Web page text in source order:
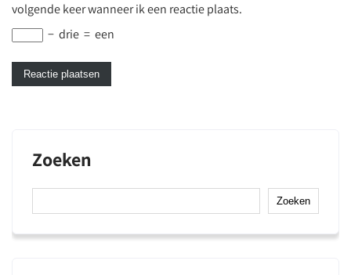
volgende keer wanneer ik een reactie plaats.
− drie = een
Zoeken
Zoeken